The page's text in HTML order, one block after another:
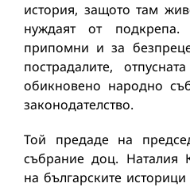
история, защото там
нуждаят от
припомни и за
пострадалите,
обикновено народно
законодателство.
Той предаде на
събрание доц. Наталия
на българските